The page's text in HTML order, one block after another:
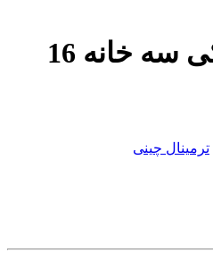
ترمینال سرامیکی سه خانه 16
ترمینال چینی